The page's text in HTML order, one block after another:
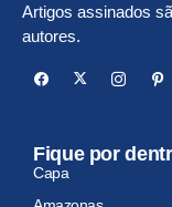
Artigos assinados
autores.
Fique por
Capa